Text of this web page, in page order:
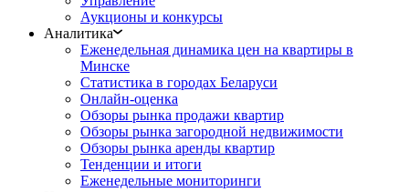
Аукционы и конкурсы
Аналитика
Еженедельная динамика цен на квартиры в
Минске
Статистика в городах Беларуси
Онлайн-оценка
Обзоры рынка продажи квартир
Обзоры рынка загородной недвижимости
Обзоры рынка аренды квартир
Тенденции и итоги
Еженедельные мониторинги